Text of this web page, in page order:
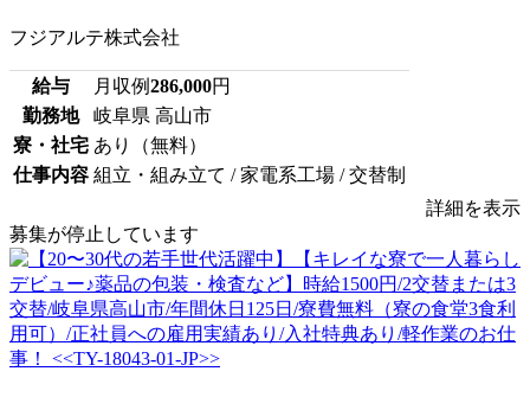
フジアルテ株式会社
給与 月収例286,000円
勤務地
岐阜県 高山市
寮・社宅 あり（無料）
仕事内容 組立・組み立て / 家電系工場 / 交替制
詳細を表示
募集が停止しています